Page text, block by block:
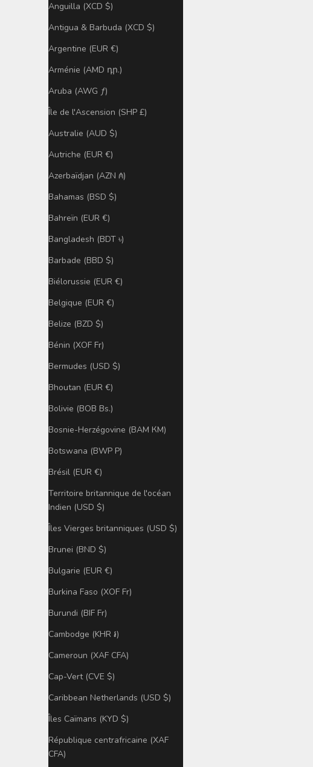
Anguilla (XCD $)
Antigua & Barbuda (XCD $)
Argentine (EUR €)
Arménie (AMD դր.)
Aruba (AWG ƒ)
Île de l'Ascension (SHP £)
Australie (AUD $)
Autriche (EUR €)
Azerbaïdjan (AZN ₼)
Bahamas (BSD $)
Bahreïn (EUR €)
Bangladesh (BDT ৳)
Barbade (BBD $)
Biélorussie (EUR €)
Belgique (EUR €)
Belize (BZD $)
Bénin (XOF Fr)
Bermudes (USD $)
Bhoutan (EUR €)
Bolivie (BOB Bs.)
Bosnie-Herzégovine (BAM КМ)
Botswana (BWP P)
Brésil (EUR €)
Territoire britannique de l'océan
Indien (USD $)
Îles Vierges britanniques (USD $)
Brunei (BND $)
Bulgarie (EUR €)
Burkina Faso (XOF Fr)
Burundi (BIF Fr)
Cambodge (KHR ៛)
Cameroun (XAF CFA)
Cap-Vert (CVE $)
Caribbean Netherlands (USD $)
Îles Caïmans (KYD $)
République centrafricaine (XAF
CFA)